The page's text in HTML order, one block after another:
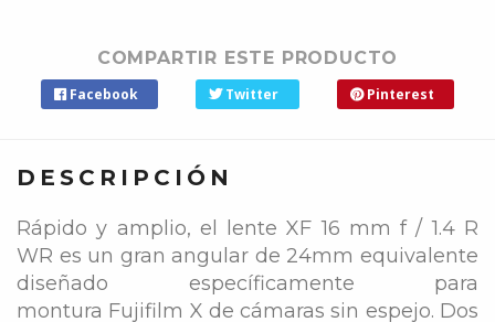
COMPARTIR ESTE PRODUCTO
Facebook Twitter Pinterest
DESCRIPCIÓN
Rápido y amplio, el lente XF 16 mm f / 1.4 R
WR es un gran angular de 24mm equivalente
diseñado específicamente para
montura Fujifilm X de cámaras sin espejo. Dos